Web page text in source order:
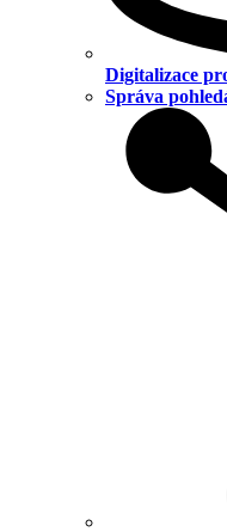
Digitalizace
Správa